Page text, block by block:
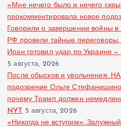
«Мне нечего было и нечего
прокомментировала новое
Говорили о завершении войны
РФ провели тайные
Иран готовил удар по Украине
5 августа, 2026
После обысков и увольнения:
подозрение Ольге
почему Трамп должен
NYT 5 августа, 2026
«Никогда не вступим»: